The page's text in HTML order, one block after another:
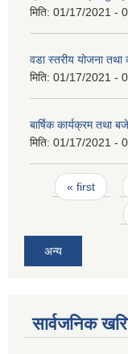
मिति: 01/17/2021 -
वडा स्तरीय योजना
मिति: 01/17/2021 -
बार्षिक कार्यक्रम
मिति: 01/17/2021 -
Pages
« first
अन्य
सार्वजनिक